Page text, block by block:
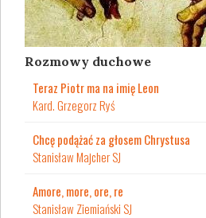
Rozmowy duchowe
Teraz Piotr ma na imię Leon
Kard. Grzegorz Ryś
Chcę podążać za głosem Chrystusa
Stanisław Majcher SJ
Amore, more, ore, re
Stanisław Ziemiański SJ